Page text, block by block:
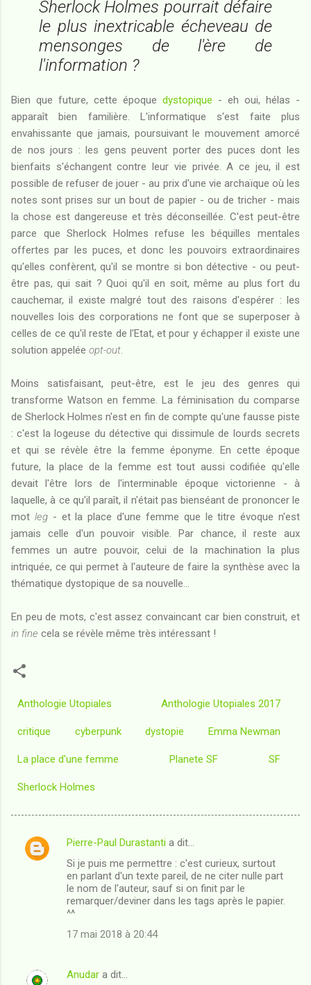
Sherlock Holmes pourrait défaire
le plus inextricable écheveau de
mensonges de l'ère de
l'information ?
Bien que future, cette époque dystopique - eh oui, hélas -
apparaît bien familière. L'informatique s'est faite plus
envahissante que jamais, poursuivant le mouvement amorcé
de nos jours : les gens peuvent porter des puces dont les
bienfaits s'échangent contre leur vie privée. A ce jeu, il est
possible de refuser de jouer - au prix d'une vie archaïque où les
notes sont prises sur un bout de papier - ou de tricher - mais
la chose est dangereuse et très déconseillée. C'est peut-être
parce que Sherlock Holmes refuse les béquilles mentales
offertes par les puces, et donc les pouvoirs extraordinaires
qu'elles confèrent, qu'il se montre si bon détective - ou peut-
être pas, qui sait ? Quoi qu'il en soit, même au plus fort du
cauchemar, il existe malgré tout des raisons d'espérer : les
nouvelles lois des corporations ne font que se superposer à
celles de ce qu'il reste de l'Etat, et pour y échapper il existe une
solution appelée opt-out
Moins satisfaisant, peut-être, est le jeu des genres qui
transforme Watson en femme. La féminisation du comparse
de Sherlock Holmes n'est en fin de compte qu'une fausse piste
: c'est la logeuse du détective qui dissimule de lourds secrets
et qui se révèle être la femme éponyme. En cette époque
future, la place de la femme est tout aussi codifiée qu'elle
devait l'être lors de l'interminable époque victorienne - à
laquelle, à ce qu'il paraît, il n'était pas bienséant de prononcer le
mot leg- et la place d'une femme que le titre évoque n'est
jamais celle d'un pouvoir visible. Par chance, il reste aux
femmes un autre pouvoir, celui de la machination la plus
intriquée, ce qui permet à l'auteure de faire la synthèse avec la
thématique dystopique de sa nouvelle...
En peu de mots, c'est assez convaincant car bien construit, et
in fine cela se révèle même très intéressant !
Anthologie Utopiales Anthologie Utopiales 2017
critique cyberpunk dystopie Emma Newman
La place d'une femme Planete SF SF
Sherlock Holmes
C
Pierre-Paul Durastanti a dit…
Si je puis me permettre : c'est curieux, surtout
en parlant d'un texte pareil, de ne citer nulle part
le nom de l'auteur, sauf si on finit par le
remarquer/deviner dans les tags après le papier.
^^
17 mai 2018 à 20:44
Anudar a dit…